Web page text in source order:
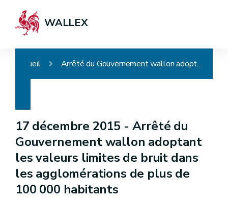
WALLEX
Accueil Arrêté du Gouvernement wallon adoptant les valeurs limites de bruit dans les agglomérations de plus de 100 000 habitants
17 décembre 2015 - Arrêté du
Gouvernement wallon adoptant
les valeurs limites de bruit dans
les agglomérations de plus de
100 000 habitants